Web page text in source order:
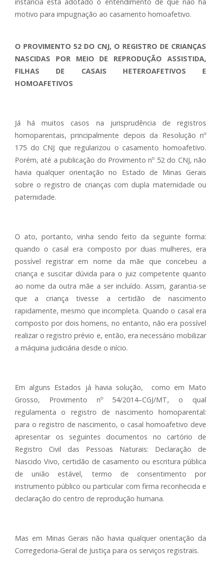
motivo para impugnação ao casamento homoafetivo.
O PROVIMENTO 52 DO CNJ, O REGISTRO DE CRIANÇAS
NASCIDAS POR MEIO DE REPRODUÇÃO ASSISTIDA,
FILHAS DE CASAIS HETEROAFETIVOS E
HOMOAFETIVOS
Já há muitos casos na jurisprudência de registros
homoparentais, principalmente depois da Resolução nº
175 do CNJ que regularizou o casamento homoafetivo.
Porém, até a publicação do Provimento nº 52 do CNJ, não
havia qualquer orientação no Estado de Minas Gerais
sobre o registro de crianças com dupla maternidade ou
paternidade.
O ato, portanto, vinha sendo feito da seguinte forma:
quando o casal era composto por duas mulheres, era
possível registrar em nome da mãe que concebeu a
criança e suscitar dúvida para o juiz competente quanto
ao nome da outra mãe a ser incluído. Assim, garantia-se
que a criança tivesse a certidão de nascimento
rapidamente, mesmo que incompleta. Quando o casal era
composto por dois homens, no entanto, não era possível
realizar o registro prévio e, então, era necessário mobilizar
a máquina judiciária desde o início.
Em alguns Estados já havia solução, como em Mato
Grosso, Provimento nº 54/2014–CGJ/MT, o qual
regulamenta o registro de nascimento homoparental:
para o registro de nascimento, o casal homoafetivo deve
apresentar os seguintes documentos no cartório de
Registro Civil das Pessoas Naturais: Declaração de
Nascido Vivo, certidão de casamento ou escritura pública
de união estável, termo de consentimento por
instrumento público ou particular com firma reconhecida e
declaração do centro de reprodução humana.
Mas em Minas Gerais não havia qualquer orientação da
Corregedoria-Geral de Justiça para os serviços registrais.